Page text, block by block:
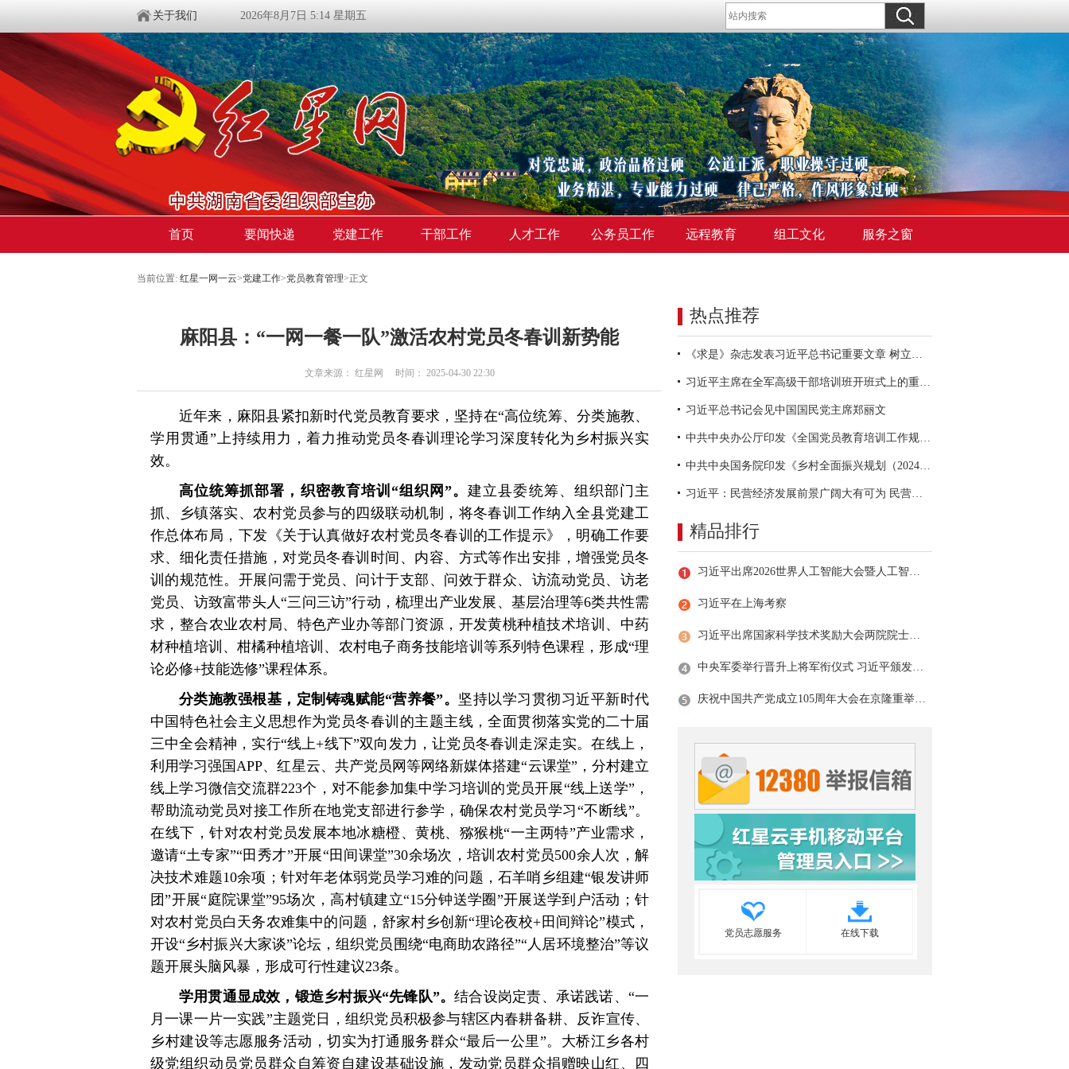
关于我们 2026年8月7日 5:14 星期五
首页 要闻快递 党建工作 干部工作 人才工作 公务员工作 远程教育 组工文化 服务之窗
当前位置: 红星一网一云>党建工作>党员教育管理>正文
麻阳县：“一网一餐一队”激活农村党员冬春训新势能
文章来源： 红星网 时间： 2025-04-30 22:30
近年来，麻阳县紧扣新时代党员教育要求，坚持在“高位统筹、分类施教、
学用贯通”上持续用力，着力推动党员冬春训理论学习深度转化为乡村振兴实
效。
高位统筹抓部署，织密教育培训“组织网”。建立县委统筹、组织部门主
抓、乡镇落实、农村党员参与的四级联动机制，将冬春训工作纳入全县党建工
作总体布局，下发《关于认真做好农村党员冬春训的工作提示》，明确工作要
求、细化责任措施，对党员冬春训时间、内容、方式等作出安排，增强党员冬
训的规范性。开展问需于党员、问计于支部、问效于群众、访流动党员、访老
党员、访致富带头人“三问三访”行动，梳理出产业发展、基层治理等6类共性需
求，整合农业农村局、特色产业办等部门资源，开发黄桃种植技术培训、中药
材种植培训、柑橘种植培训、农村电子商务技能培训等系列特色课程，形成“理
论必修+技能选修”课程体系。
分类施教强根基，定制铸魂赋能“营养餐”。 坚持以学习贯彻习近平新时代
中国特色社会主义思想作为党员冬春训的主题主线，全面贯彻落实党的二十届
三中全会精神，实行“线上+线下”双向发力，让党员冬春训走深走实。在线上，
利用学习强国APP、红星云、共产党员网等网络新媒体搭建“云课堂”，分村建立
线上学习微信交流群223个，对不能参加集中学习培训的党员开展“线上送学”，
帮助流动党员对接工作所在地党支部进行参学，确保农村党员学习“不断线”。
在线下，针对农村党员发展本地冰糖橙、黄桃、猕猴桃“一主两特”产业需求，
邀请“土专家”“田秀才”开展“田间课堂”30余场次，培训农村党员500余人次，解
决技术难题10余项；针对年老体弱党员学习难的问题，石羊哨乡组建“银发讲师
团”开展“庭院课堂”95场次，高村镇建立“15分钟送学圈”开展送学到户活动；针
对农村党员白天务农难集中的问题，舒家村乡创新“理论夜校+田间辩论”模式，
开设“乡村振兴大家谈”论坛，组织党员围绕“电商助农路径”“人居环境整治”等议
题开展头脑风暴，形成可行性建议23条。
学用贯通显成效，锻造乡村振兴“先锋队”。结合设岗定责、承诺践诺、“一
月一课一片一实践”主题党日，组织党员积极参与辖区内春耕备耕、反诈宣传、
乡村建设等志愿服务活动，切实为打通服务群众“最后一公里”。大桥江乡各村
级党组织动员党员群众自筹资自建设基础设施，发动党员群众捐赠映山红、四
热点推荐
《求是》杂志发表习近平总书记重要文章 树立和践行正确政绩观
习近平主席在全军高级干部培训班开班式上的重要讲话引领全军开展思想整风、深化政治整训
习近平总书记会见中国国民党主席郑丽文
中共中央办公厅印发《全国党员教育培训工作规划（2024－2028年）》
中共中央国务院印发《乡村全面振兴规划（2024—2027年）》
习近平：民营经济发展前景广阔大有可为 民营企业和民营企业家大显身手正当其时
精品排行
习近平出席2026世界人工智能大会暨人工智能全球治理高级别会议开幕式并发表主旨讲话
习近平在上海考察
习近平出席国家科学技术奖励大会两院院士大会中国科协第十一次全国代表大会并发表重要讲话
中央军委举行晋升上将军衔仪式 习近平颁发命令状并向晋衔的军官表示祝贺
庆祝中国共产党成立105周年大会在京隆重举行 习近平发表重要讲话
党员志愿服务 在线下载